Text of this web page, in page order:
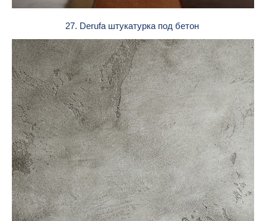
27. Derufa штукатурка под бетон